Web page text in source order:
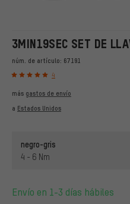
3MIN19SEC SET DE
núm. de artículo: 67191
4
más gastos de envío
a Estados Unidos
negro-gris
4 - 6 Nm
Envío en 1-3 días hábiles